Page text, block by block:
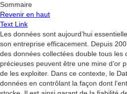
Sommaire
Revenir en haut
Text Link
Les données sont aujourd’hui
son entreprise efficacement. Depuis
des données collectées double tous les
précieuses peuvent être une mine d’or
de les exploiter. Dans ce contexte, le
données en contrôlant la façon dont